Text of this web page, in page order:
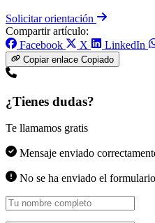
Solicitar orientación
Compartir artículo:
Facebook
X LinkedIn
Copiar enlace Copiado
¿Tienes dudas?
Te llamamos gratis
Mensaje enviado
No se ha enviado el formulario